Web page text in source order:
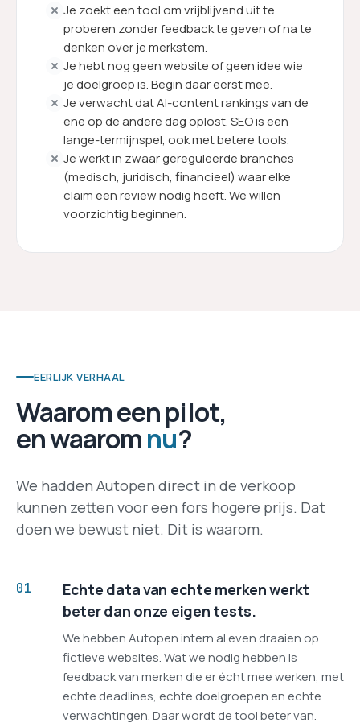
Je zoekt een tool om vrijblijvend uit te
proberen zonder feedback te geven of na te
denken over je merkstem.
Je hebt nog geen website of geen idee wie
je doelgroep is. Begin daar eerst mee.
Je verwacht dat AI-content rankings van de
ene op de andere dag oplost. SEO is een
lange-termijnspel, ook met betere tools.
Je werkt in zwaar gereguleerde branches
(medisch, juridisch, financieel) waar elke
claim een review nodig heeft. We willen
voorzichtig beginnen.
EERLIJK VERHAAL
Waarom een pilot,
en waaromnu?
We hadden Autopen direct in de verkoop
kunnen zetten voor een fors hogere prijs. Dat
doen we bewust niet. Dit is waarom.
01
Echte data van echte merken werkt
beter dan onze eigen tests.
We hebben Autopen intern al even draaien op
fictieve websites. Wat we nodig hebben is
feedback van merken die er écht mee werken, met
echte deadlines, echte doelgroepen en echte
verwachtingen. Daar wordt de tool beter van.